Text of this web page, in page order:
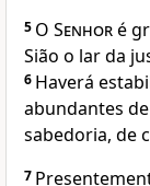
5 O Senhoré
Sião o lar da
6 Haverá
abundantes
sabedoria, de
7